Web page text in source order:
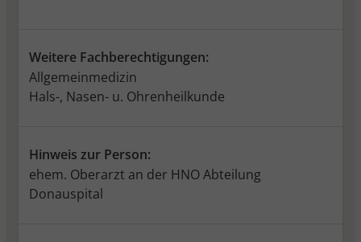
Weitere Fachberechtigungen:
Allgemeinmedizin
Hals-, Nasen- u. Ohrenheilkunde
Hinweis zur Person:
ehem. Oberarzt an der HNO Abteilung
Donauspital